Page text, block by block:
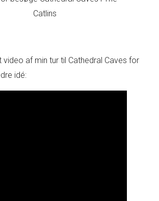
video af min tur til Cathedral Caves for
idé: